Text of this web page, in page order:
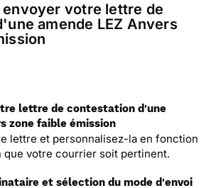
envoyer votre lettre de
amende LEZ Anvers
lettre de contestation d'une
zone faible émission
lettre et personnalisez-la en fonction
que votre courrier soit pertinent.
et sélection du mode d'envoi